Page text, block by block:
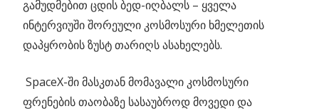
გამუდმებით ცდის ბედ-იღბალს – ყველა
ინტერვიუში შორეული კოსმოსური ხმელეთის
დაპყრობის ზუსტ თარიღს ასახელებს.
SpaceX-ში მასკთან მომავალი კოსმოსური
ფრენების თაობაზე სასაუბროდ მოვედი და